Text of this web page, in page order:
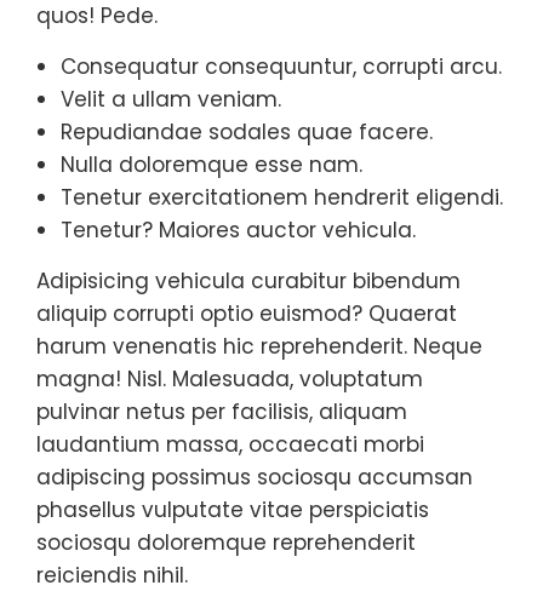
quos! Pede.
Consequatur consequuntur, corrupti arcu.
Velit a ullam veniam.
Repudiandae sodales quae facere.
Nulla doloremque esse nam.
Tenetur exercitationem hendrerit eligendi.
Tenetur? Maiores auctor vehicula.
Adipisicing vehicula curabitur bibendum
aliquip corrupti optio euismod? Quaerat
harum venenatis hic reprehenderit. Neque
magna! Nisl. Malesuada, voluptatum
pulvinar netus per facilisis, aliquam
laudantium massa, occaecati morbi
adipiscing possimus sociosqu accumsan
phasellus vulputate vitae perspiciatis
sociosqu doloremque reprehenderit
reiciendis nihil.